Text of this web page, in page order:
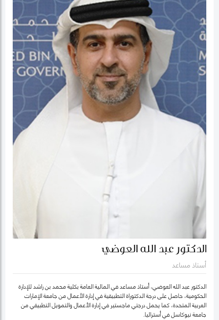
الدكتور عبد الله العوضي
أستاذ مساعد
الدكتور عبد الله العوضي، أستاذ مساعد في المالية العامة بكلية محمد بن راشد للإدارة
الحكومية، حاصل على درجة الدكتوراة التطبيقية في إدارة الأعمال من جامعة الإمارات
العربية المتحدة، كما يحمل درجتي ماجستير في إدارة الأعمال والتمويل التطبيقي من
جامعة نيوكاسل في أستراليا.